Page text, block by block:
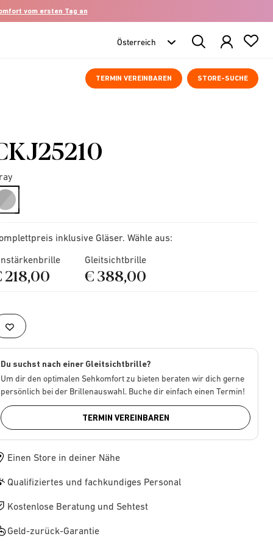
vom ersten Tag an
Search
Products
TERMIN VEREINBAREN STORE-SUCHE
selected
inklusive Gläser. Wähle aus:
218,00
Gleitsichtbrille
€ 388,00
Du suchst nach einer Gleitsichtbrille?
Um dir den optimalen Sehkomfort zu bieten beraten wir dich gerne
persönlich bei der Brillenauswahl. Buche dir einfach einen Termin!
TERMIN VEREINBAREN
Einen Store in deiner Nähe
Qualifiziertes und fachkundiges Personal
Kostenlose Beratung und Sehtest
Geld-zurück-Garantie